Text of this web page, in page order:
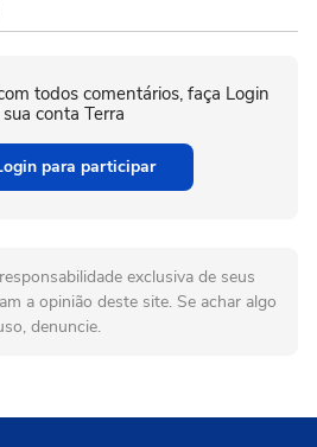
todos comentários, faça Login
conta Terra
para participar
exclusiva de seus
a opinião deste site. Se achar algo
denuncie.